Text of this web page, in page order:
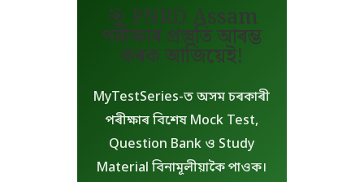
🎯 PNRD Assam
পৰীক্ষাৰ প্ৰস্তুতি আৰম্ভ
কৰক আজিয়েই!
MyTestSeries-ত অসম চৰকাৰী
পৰীক্ষাৰ বিশেষ Mock Test,
Question Bank ও Study
Material বিনামূলীয়াকৈ পাওক।